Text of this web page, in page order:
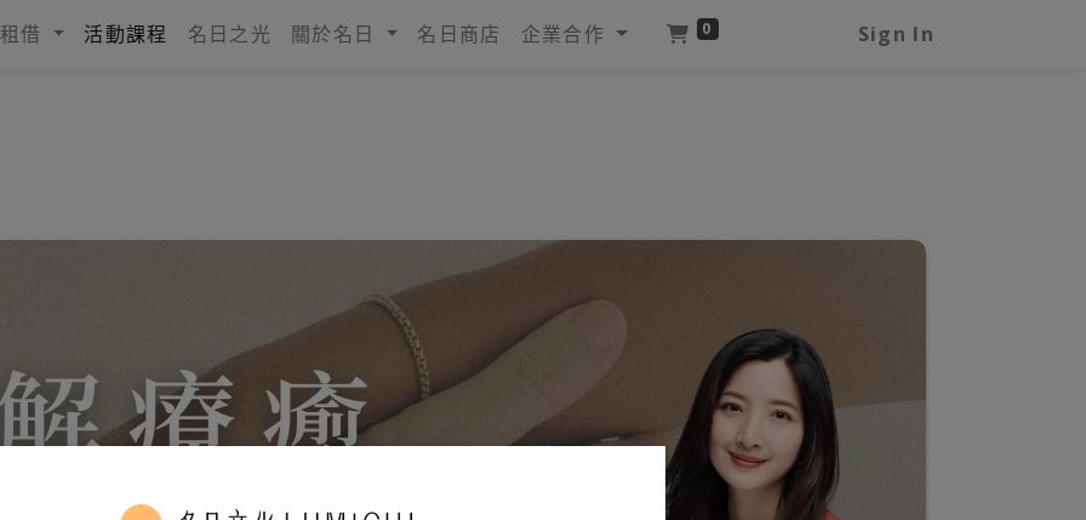
借 活動課程 名日之光 關於名日 名日商店 企業合作 0 Sign In